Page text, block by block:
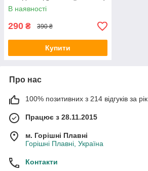
В наявності
290 ₴ 390 ₴
Купити
Про нас
100% позитивних з 214 відгуків за рік
Працює з 28.11.2015
м. Горішні Плавні
Горішні Плавні, Україна
Контакти